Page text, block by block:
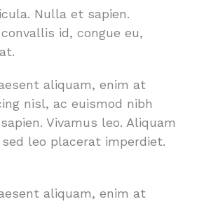
Nulla et sapien.
id, congue eu,
aliquam, enim at
nisl, ac euismod nibh
Vivamus leo. Aliquam
leo placerat imperdiet.
aliquam, enim at